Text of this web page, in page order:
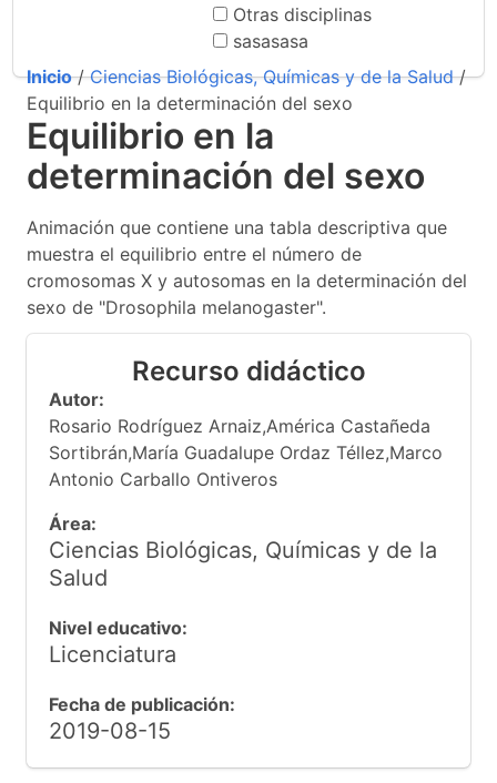
Otras disciplinas
sasasasa
Inicio/Ciencias Biológicas, Químicas y de la Salud/
Equilibrio en la determinación del sexo
Equilibrio en la
determinación del sexo
Animación que contiene una tabla descriptiva que
muestra el equilibrio entre el número de
cromosomas X y autosomas en la determinación del
sexo de "Drosophila melanogaster".
Recurso didáctico
Autor:
Rosario Rodríguez Arnaiz,América Castañeda
Sortibrán,María Guadalupe Ordaz Téllez,Marco
Antonio Carballo Ontiveros
Área:
Ciencias Biológicas, Químicas y de la
Salud
Nivel educativo:
Licenciatura
Fecha de publicación:
2019-08-15